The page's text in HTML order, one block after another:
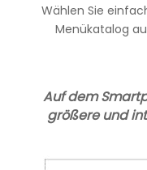
Wählen Sie
Menükatalog
Auf dem
größere und